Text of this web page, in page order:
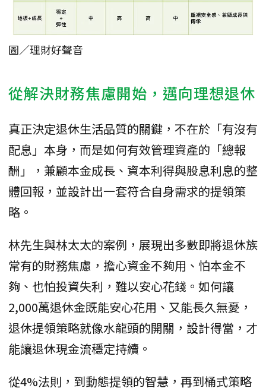
圖／理財好聲音
從解決財務焦慮開始，邁向理想退休
真正決定退休生活品質的關鍵，不在於「有沒有
配息」本身，而是如何有效管理資產的「總報
酬」，兼顧本金成長、資本利得與股息利息的整
體回報，並設計出一套符合自身需求的提領策
略。
林先生與林太太的案例，展現出多數即將退休族
常有的財務焦慮，擔心資金不夠用、怕本金不
夠、也怕投資失利，難以安心花錢。如何讓
2,000萬退休金既能安心花用、又能長久無憂，
退休提領策略就像水龍頭的開關，設計得當，才
能讓退休現金流穩定持續。
從4%法則，到動態提領的智慧，再到桶式策略